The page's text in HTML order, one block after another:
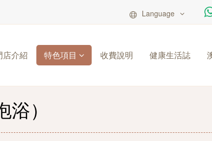
Language
店介紹 特色項目 收費說明 健康生活誌
）